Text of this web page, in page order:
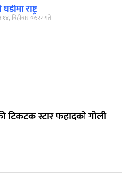
राष्ट्र
बिहीबार ०१:२२ गते
टिकटक स्टार फहादको गोली